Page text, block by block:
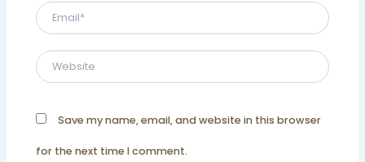
Email*
Website
Save my name, email, and website in this browser
for the next time I comment.